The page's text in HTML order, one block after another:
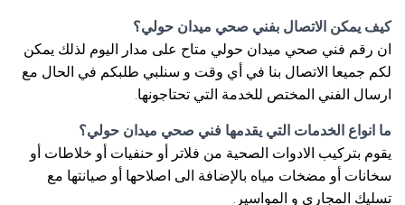
كيف يمكن الاتصال بفني صحي ميدان حولي؟
ان رقم فني صحي ميدان حولي متاح على مدار اليوم لذلك يمكن
لكم جميعا الاتصال بنا في أي وقت و سنلبي طلبكم في الحال مع
ارسال الفني المختص للخدمة التي تحتاجونها.
ما انواع الخدمات التي يقدمها فني صحي ميدان حولي؟
يقوم بتركيب الادوات الصحية من فلاتر أو حنفيات أو خلاطات أو
سخانات أو مضخات مياه بالإضافة الى اصلاحها أو صيانتها مع
تسليك المجاري و المواسير.